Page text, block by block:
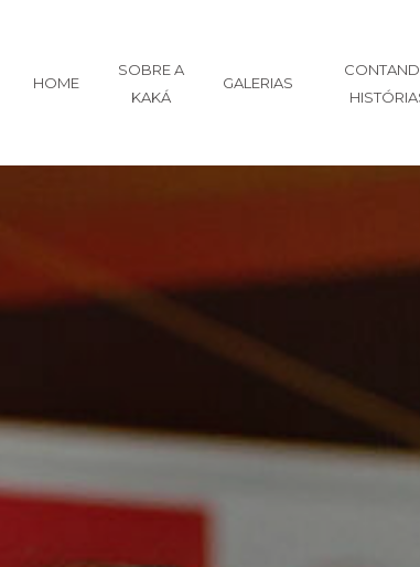
HOME
SOBRE A
KAKÁ
GALERIAS